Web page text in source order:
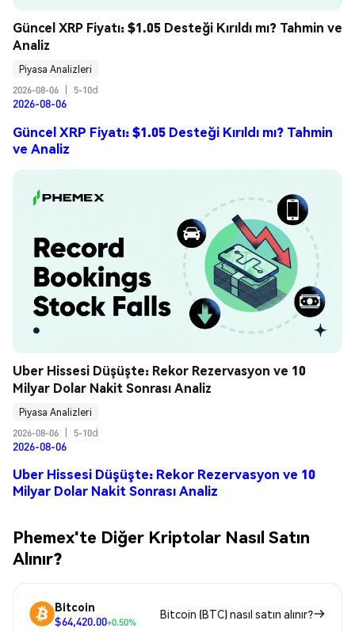
Güncel XRP Fiyatı: $1.05 Desteği Kırıldı mı? Tahmin ve
Analiz
Piyasa Analizleri
2026-08-06
5-10d
2026-08-06
Güncel XRP Fiyatı: $1.05 Desteği Kırıldı mı? Tahmin
ve Analiz
Uber Hissesi Düşüşte: Rekor Rezervasyon ve 10
Milyar Dolar Nakit Sonrası Analiz
Piyasa Analizleri
2026-08-06
5-10d
2026-08-06
Uber Hissesi Düşüşte: Rekor Rezervasyon ve 10
Milyar Dolar Nakit Sonrası Analiz
Phemex'te Diğer Kriptolar Nasıl Satın
Alınır?
Bitcoin
$64,420.00+0.50%
Bitcoin (BTC) nasıl satın alınır?